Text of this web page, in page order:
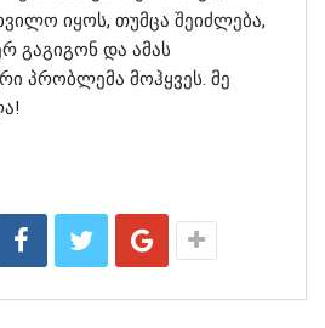
იყოს, თუმცა შეიძლება,
გაგიგონ და ამას
პრობლემა მოჰყვეს. მე